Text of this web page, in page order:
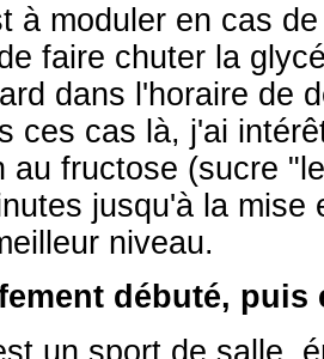
à moduler en cas
faire chuter la
dans l'horaire de
ces cas là, j'ai
au fructose (sucre
jusqu'à la
niveau.
débuté, puis
un sport de salle,